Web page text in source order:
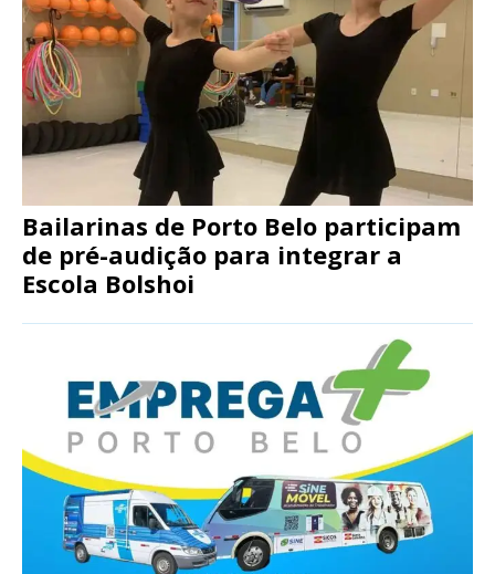
Bailarinas de Porto Belo participam
de pré-audição para integrar a
Escola Bolshoi